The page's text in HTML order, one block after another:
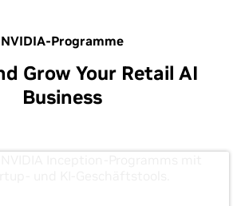
NVIDIA-Programme
Grow Your Retail AI
Business